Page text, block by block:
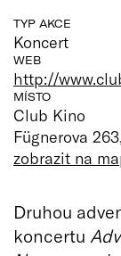
TYP AKCE
Koncert
WEB
http://
MÍSTO
Club Kino
Fügnerova
zobrazit na
Druhou
koncertu